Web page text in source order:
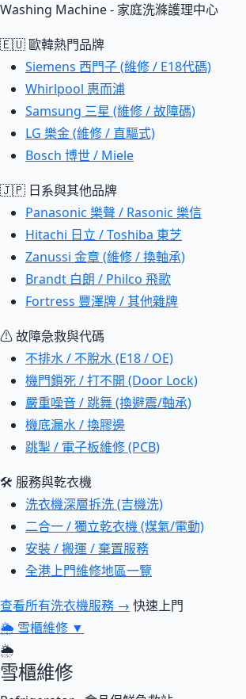
Washing Machine - 家庭洗滌護理中心
🇪🇺 歐韓熱門品牌
Siemens 西門子 (維修 / E18代碼)
Whirlpool 惠而浦
Samsung 三星 (維修 / 故障碼)
LG 樂金 (維修 / 直驅式)
Bosch 博世 / Miele
🇯🇵 日系與其他品牌
Panasonic 樂聲 / Rasonic 樂信
Hitachi 日立 / Toshiba 東芝
Zanussi 金章 (維修 / 換軸承)
Brandt 白朗 / Philco 飛歌
Fortress 豐澤牌 / 其他雜牌
⚠ 故障急救與代碼
不排水 / 不脫水 (E18 / OE)
機門鎖死 / 打不開 (Door Lock)
嚴重噪音 / 跳舞 (換避震/軸承)
機底漏水 / 換膠邊
跳掣 / 電子板維修 (PCB)
🛠 服務與乾衣機
洗衣機深層拆洗 (吉機洗)
二合一 / 獨立乾衣機 (煤氣/電動)
安裝 / 搬運 / 棄置服務
全港上門維修地區一覽
查看所有洗衣機服務 → 快速上門
🌦 雪櫃維修 ▼
🌦
雪櫃維修